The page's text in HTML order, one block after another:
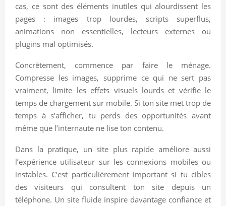
cas, ce sont des éléments inutiles qui alourdissent les
pages : images trop lourdes, scripts superflus,
animations non essentielles, lecteurs externes ou
plugins mal optimisés.
Concrètement, commence par faire le ménage.
Compresse les images, supprime ce qui ne sert pas
vraiment, limite les effets visuels lourds et vérifie le
temps de chargement sur mobile. Si ton site met trop de
temps à s’afficher, tu perds des opportunités avant
même que l’internaute ne lise ton contenu.
Dans la pratique, un site plus rapide améliore aussi
l’expérience utilisateur sur les connexions mobiles ou
instables. C’est particulièrement important si tu cibles
des visiteurs qui consultent ton site depuis un
téléphone. Un site fluide inspire davantage confiance et